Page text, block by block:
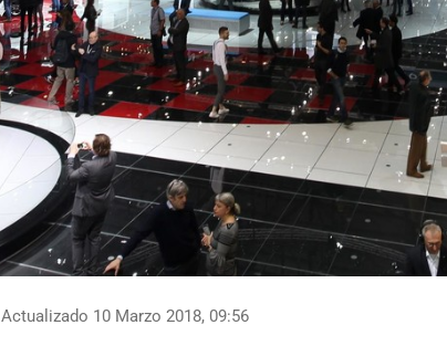
Actualizado 10 Marzo 2018, 09:56